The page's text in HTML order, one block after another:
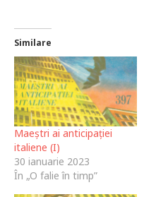
Similare
Maeștri ai anticipației
italiene (I)
30 ianuarie 2023
În „O falie în timp”